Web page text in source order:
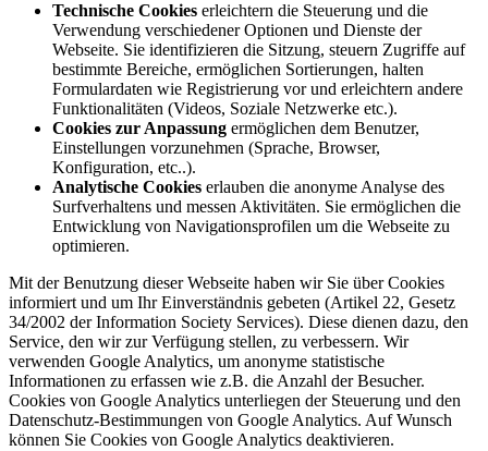
Technische Cookies erleichtern die Steuerung und die
Verwendung verschiedener Optionen und Dienste der
Webseite. Sie identifizieren die Sitzung, steuern Zugriffe auf
bestimmte Bereiche, ermöglichen Sortierungen, halten
Formulardaten wie Registrierung vor und erleichtern andere
Funktionalitäten (Videos, Soziale Netzwerke etc.).
Cookies zur Anpassung ermöglichen dem Benutzer,
Einstellungen vorzunehmen (Sprache, Browser,
Konfiguration, etc..).
Analytische Cookies erlauben die anonyme Analyse des
Surfverhaltens und messen Aktivitäten. Sie ermöglichen die
Entwicklung von Navigationsprofilen um die Webseite zu
optimieren.
Mit der Benutzung dieser Webseite haben wir Sie über Cookies
informiert und um Ihr Einverständnis gebeten (Artikel 22, Gesetz
34/2002 der Information Society Services). Diese dienen dazu, den
Service, den wir zur Verfügung stellen, zu verbessern. Wir
verwenden Google Analytics, um anonyme statistische
Informationen zu erfassen wie z.B. die Anzahl der Besucher.
Cookies von Google Analytics unterliegen der Steuerung und den
Datenschutz-Bestimmungen von Google Analytics. Auf Wunsch
können Sie Cookies von Google Analytics deaktivieren.